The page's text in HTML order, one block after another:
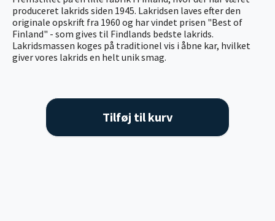
produceret lakrids siden 1945. Lakridsen laves efter den
originale opskrift fra 1960 og har vindet prisen "Best of
Finland" - som gives til Findlands bedste lakrids.
Lakridsmassen koges på traditionel vis i åbne kar, hvilket
giver vores lakrids en helt unik smag.
Tilføj til kurv